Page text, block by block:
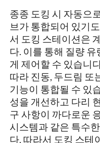
종종 도킹 시 자동으
브가 통합되어 있기
서 도킹 스테이션은
다. 이를 통해 질량
게 제어할 수 있습니
따라 진동, 두드림 또
기능이 통합될 수 있
성을 개선하고 다리
구 사항이 까다로운
시스템과 같은 특수
다. 따라서 도킹 스테